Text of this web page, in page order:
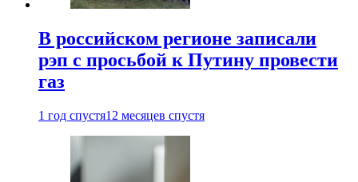
В российском регионе записали
рэп с просьбой к Путину провести
газ
1 год спустя12 месяцев спустя